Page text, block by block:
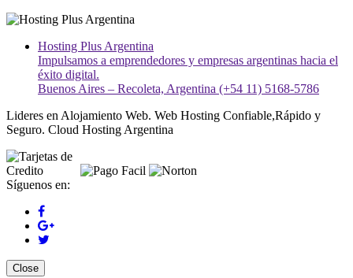
Hosting Plus Argentina
Impulsamos a emprendedores y empresas argentinas hacia el
éxito digital.
Buenos Aires – Recoleta, Argentina (+54 11) 5168-5786
Lideres en Alojamiento Web. Web Hosting Confiable,Rápido y
Seguro. Cloud Hosting Argentina
Síguenos en:
Close